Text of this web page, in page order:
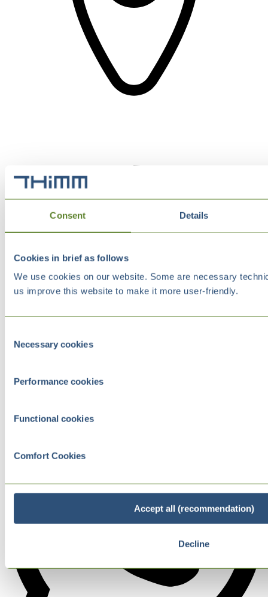
Consent Details
Cookies in brief as follows
We use cookies on our website. Some are necessary
us improve this website to make it more user-friendly.
Selection
Necessary cookies
Performance cookies
Functional cookies
Comfort Cookies
Accept all (recommendation)
Decline